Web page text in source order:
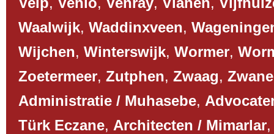
Waalwijk, Waddinxveen,
Wijchen, Winterswijk, Wormer,
Zoetermeer, Zutphen, Zwaag,
Administratie / Muhasebe,
Türk Eczane, Architecten / Mimarlar